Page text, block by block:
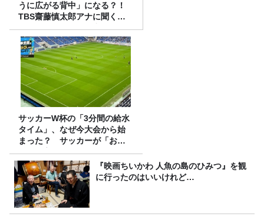
うに広がる背中」になる？！
TBS齋藤慎太郎アナに聞くメ
ンズフィジークの魅力！！
サッカーW杯の「3分間の給水
タイム」、なぜ今大会から始
まった？ サッカーが「お
金」に変わる仕組み
『映画ちいかわ 人魚の島のひみつ』を観
に行ったのはいいけれど…